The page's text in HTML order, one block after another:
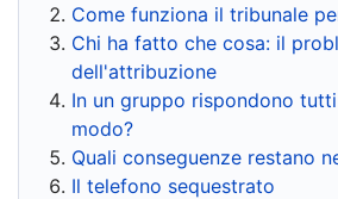
Come funziona il tribunale
Chi ha fatto che cosa: il
dell'attribuzione
In un gruppo rispondono
modo?
Quali conseguenze restano
Il telefono sequestrato